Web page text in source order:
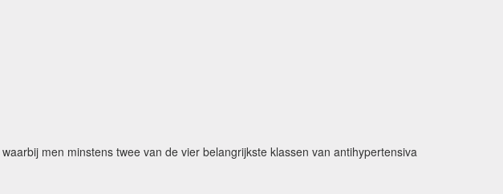
waarbij men minstens twee van de vier belangrijkste klassen van antihypertensiva